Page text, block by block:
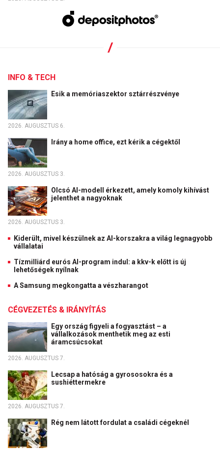
INFO & TECH
Esik a memóriaszektor sztárrészvénye
2026. AUGUSZTUS 6.
Irány a home office, ezt kérik a cégektől
2026. AUGUSZTUS 3.
Olcsó AI-modell érkezett, amely komoly kihívást
jelenthet a nagyoknak
2026. AUGUSZTUS 3.
Kiderült, mivel készülnek az AI-korszakra a világ legnagyobb
vállalatai
Tízmilliárd eurós AI-program indul: a kkv-k előtt is új
lehetőségek nyílnak
A Samsung megkongatta a vészharangot
CÉGVEZETÉS & IRÁNYÍTÁS
Egy ország figyeli a fogyasztást – a
vállalkozások menthetik meg az esti
áramcsúcsokat
2026. AUGUSZTUS 7.
Lecsap a hatóság a gyrososokra és a
sushiéttermekre
2026. AUGUSZTUS 7.
Rég nem látott fordulat a családi cégeknél